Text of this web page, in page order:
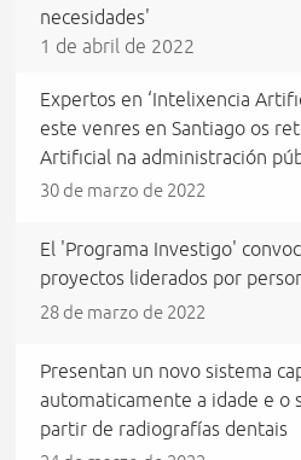
necesidades'
1 de abril de 2022
Expertos en ‘Intelixencia
este venres en Santiago os
Artificial na administración
30 de marzo de 2022
El 'Programa Investigo'
proyectos liderados por
28 de marzo de 2022
Presentan un novo sistema
automaticamente a idade e o
partir de radiografías dentais